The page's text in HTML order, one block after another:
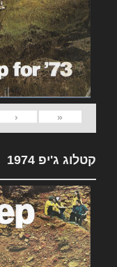
«
‹
קטלוג ג'יפ 1974